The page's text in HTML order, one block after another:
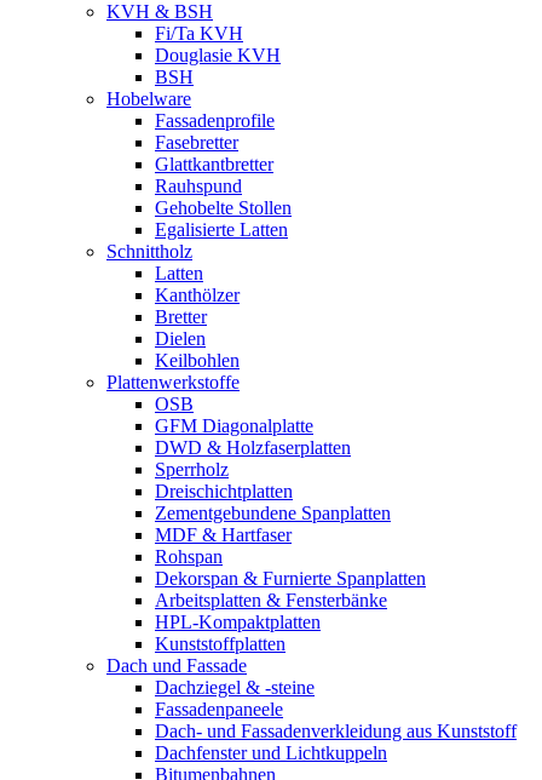
KVH & BSH
Fi/Ta KVH
Douglasie KVH
BSH
Hobelware
Fassadenprofile
Fasebretter
Glattkantbretter
Rauhspund
Gehobelte Stollen
Egalisierte Latten
Schnittholz
Latten
Kanthölzer
Bretter
Dielen
Keilbohlen
Plattenwerkstoffe
OSB
GFM Diagonalplatte
DWD & Holzfaserplatten
Sperrholz
Dreischichtplatten
Zementgebundene Spanplatten
MDF & Hartfaser
Rohspan
Dekorspan & Furnierte Spanplatten
Arbeitsplatten & Fensterbänke
HPL-Kompaktplatten
Kunststoffplatten
Dach und Fassade
Dachziegel & -steine
Fassadenpaneele
Dach- und Fassadenverkleidung aus Kunststoff
Dachfenster und Lichtkuppeln
Bitumenbahnen